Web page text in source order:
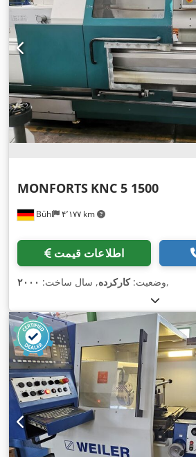
Bühl ۴٬۱۷۷ km
MONFORTS KNC 5 1500
اطلاعات قیمت
وضعیت:کارکرده, سال ساخت: ۲۰۰۰ ,